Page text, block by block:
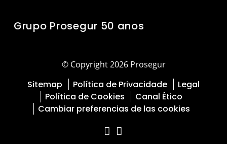
Grupo Prosegur 50 anos
© Copyright 2026 Prosegur
Sitemap Política de Privacidade
Legal
Política de Cookies
Canal Ético
Cambiar preferencias de las cookies